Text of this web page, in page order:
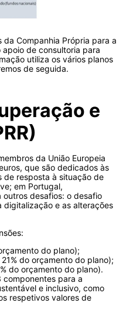
da Companhia Própria para a
de consultoria para
utiliza os vários planos
de seguida.
e
da União Europeia
que são dedicados às
de resposta à situação de
em Portugal,
desafios: o desafio
e as alterações
do plano);
do orçamento do plano);
do orçamento do plano).
para a
e inclusivo, como
respetivos valores de